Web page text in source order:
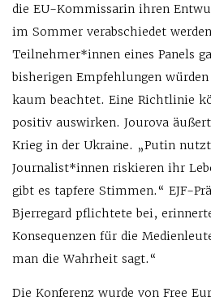
die EU-Kommissarin ihren
im Sommer verabschiedet
Teilnehmer*innen eines Panels
bisherigen Empfehlungen
kaum beachtet. Eine Richtlinie
positiv auswirken. Jourova
Krieg in der Ukraine. „Putin
Journalist*innen riskieren ihr
gibt es tapfere Stimmen.“ EJF-
Bjerregard pflichtete bei,
Konsequenzen für die
man die Wahrheit sagt.“
Die Konferenz wurde von Free